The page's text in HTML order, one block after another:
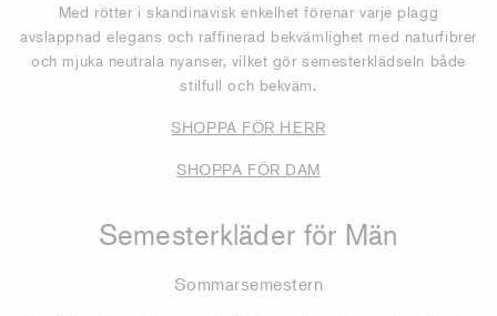
Med rötter i skandinavisk enkelhet förenar varje plagg
avslappnad elegans och raffinerad bekvämlighet med naturfibrer
och mjuka neutrala nyanser, vilket gör semesterklädseln både
stilfull och bekväm.
SHOPPA FÖR HERR
SHOPPA FÖR DAM
Semesterkläder för Män
Sommarsemestern